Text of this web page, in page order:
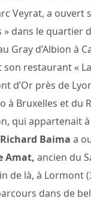
Veyrat, a ouvert
dans le quartier
Gray d’Albion à
son restaurant «
d’Or près de
à Bruxelles et du
qui appartenait à
Richard Baima a
Amat, ancien du
de là, à Lormont
dans de